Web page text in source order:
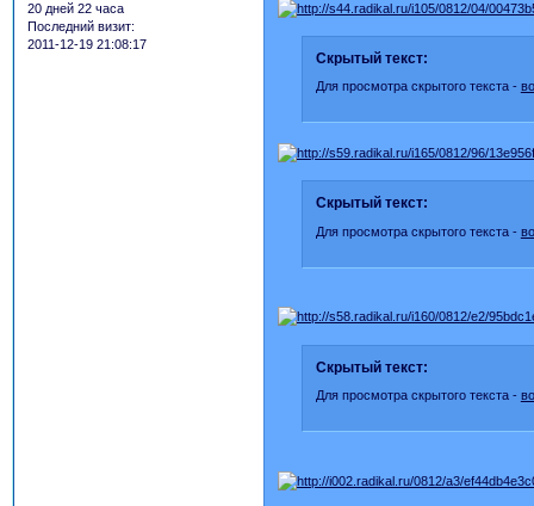
20 дней 22 часа
Последний визит:
2011-12-19 21:08:17
Скрытый текст:
Для просмотра скрытого текста -
Скрытый текст:
Для просмотра скрытого текста -
Скрытый текст:
Для просмотра скрытого текста -